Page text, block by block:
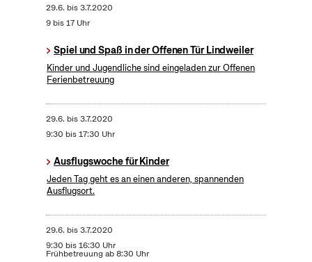
29.6. bis3.7.2020
9 bis 17 Uhr
Spiel und Spaß in der Offenen Tür Lindweiler
Kinder und Jugendliche sind eingeladen zur Offenen
Ferienbetreuung
29.6. bis3.7.2020
9:30 bis 17:30 Uhr
Ausflugswoche für Kinder
Jeden Tag geht es an einen anderen, spannenden
Ausflugsort.
29.6. bis3.7.2020
9:30 bis 16:30 Uhr
Frühbetreuung ab 8:30 Uhr